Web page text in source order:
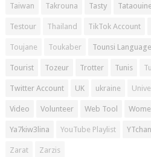
Taiwan Takrouna Tasty Tataouine
Testour Thailand TikTok Account
Toujane Toukaber Tounsi Language
Tourist Tozeur Trotter Tunis
Twitter Account UK ukraine
Video Volunteer Web Tool
Ya7kiw3lina YouTube Playlist
Zarat Zarzis